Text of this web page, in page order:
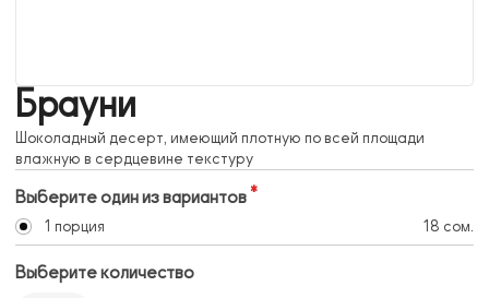
Брауни
Шоколадный десерт, имеющий плотную по всей площади
влажную в сердцевине текстуру
Выберите один из вариантов
1 порция 18 сом.
Выберите количество